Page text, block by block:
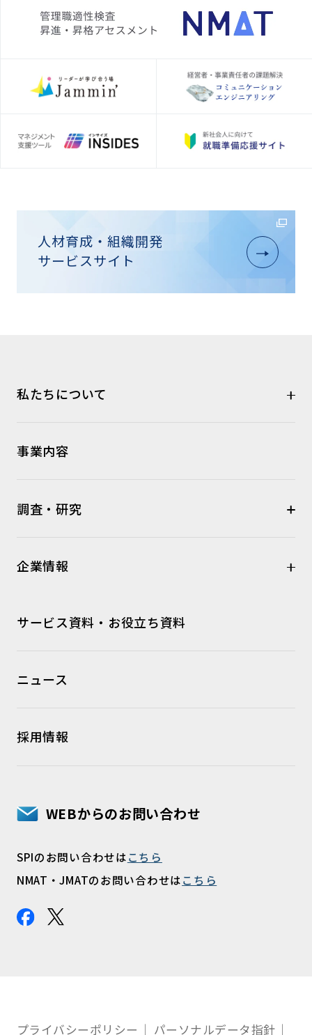
人材育成・組織開発
サービスサイト
私たちについて
事業内容
調査・研究
企業情報
サービス資料・お役立ち資料
ニュース
採用情報
WEBからのお問い合わせ
SPIのお問い合わせはこちら
NMAT・JMATのお問い合わせはこちら
プライバシーポリシー パーソナルデータ指針